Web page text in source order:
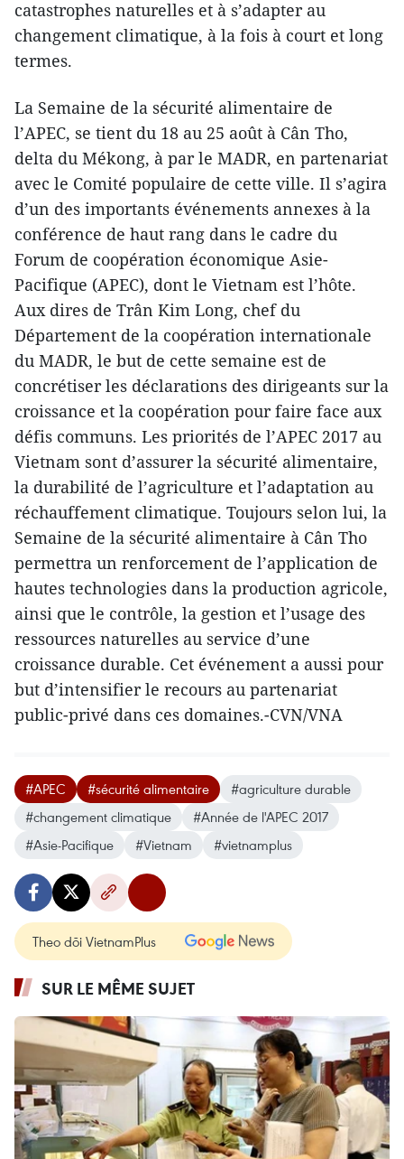
catastrophes naturelles et à s’adapter au
changement climatique, à la fois à court et long
termes.
La Semaine de la sécurité alimentaire de
l’APEC, se tient du 18 au 25 août à Cân Tho,
delta du Mékong, à par le MADR, en partenariat
avec le Comité populaire de cette ville. Il s’agira
d’un des importants événements annexes à la
conférence de haut rang dans le cadre du
Forum de coopération économique Asie-
Pacifique (APEC), dont le Vietnam est l’hôte.
Aux dires de Trân Kim Long, chef du
Département de la coopération internationale
du MADR, le but de cette semaine est de
concrétiser les déclarations des dirigeants sur la
croissance et la coopération pour faire face aux
défis communs. Les priorités de l’APEC 2017 au
Vietnam sont d’assurer la sécurité alimentaire,
la durabilité de l’agriculture et l’adaptation au
réchauffement climatique. Toujours selon lui, la
Semaine de la sécurité alimentaire à Cân Tho
permettra un renforcement de l’application de
hautes technologies dans la production agricole,
ainsi que le contrôle, la gestion et l’usage des
ressources naturelles au service d’une
croissance durable. Cet événement a aussi pour
but d’intensifier le recours au partenariat
public-privé dans ces domaines.-CVN/VNA
#APEC #sécurité alimentaire
#agriculture durable
#changement climatique
#Année de l'APEC 2017
#Asie-Pacifique
#Vietnam #vietnamplus
Theo dõi VietnamPlus
SUR LE MÊME SUJET